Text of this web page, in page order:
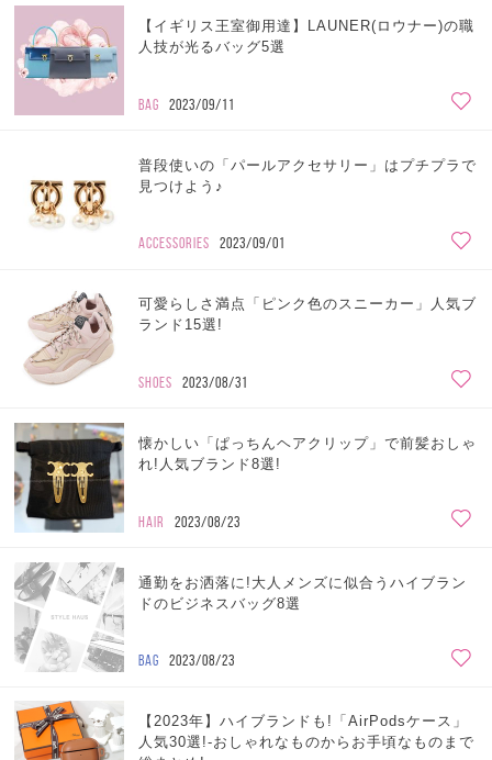
【イギリス王室御用達】LAUNER(ロウナー)の職
人技が光るバッグ5選
BAG 2023/09/11
普段使いの「パールアクセサリー」はプチプラで
見つけよう♪
ACCESSORIES 2023/09/01
可愛らしさ満点「ピンク色のスニーカー」人気ブ
ランド15選!
SHOES 2023/08/31
懐かしい「ぱっちんヘアクリップ」で前髪おしゃ
れ!人気ブランド8選!
HAIR 2023/08/23
通勤をお洒落に!大人メンズに似合うハイブラン
ドのビジネスバッグ8選
BAG 2023/08/23
【2023年】ハイブランドも!「AirPodsケース」
人気30選!-おしゃれなものからお手頃なものまで